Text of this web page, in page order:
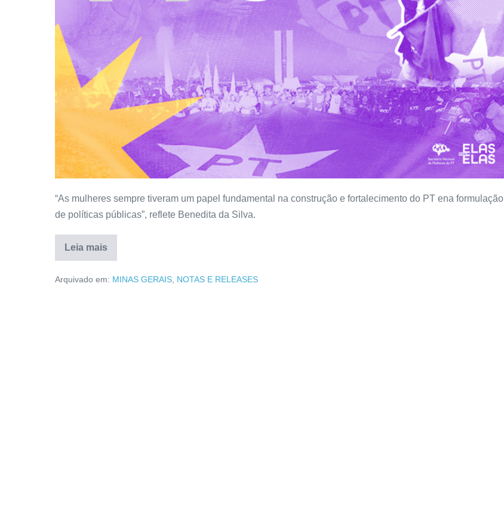
“As mulheres sempre tiveram um papel fundamental na construção e fortalecimento do PT ena formulação
de políticas públicas”, reflete Benedita da Silva.
Leia mais
Arquivado em: MINAS GERAIS, NOTAS E RELEASES